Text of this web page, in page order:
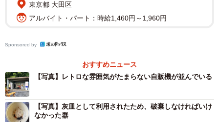
東京都 大田区
アルバイト・パート：時給1,460円～1,960円
Sponsored by
おすすめニュース
【写真】レトロな雰囲気がたまらない自販機が並んでいる
【写真】灰皿として利用されたため、破棄しなければいけ
なかった器